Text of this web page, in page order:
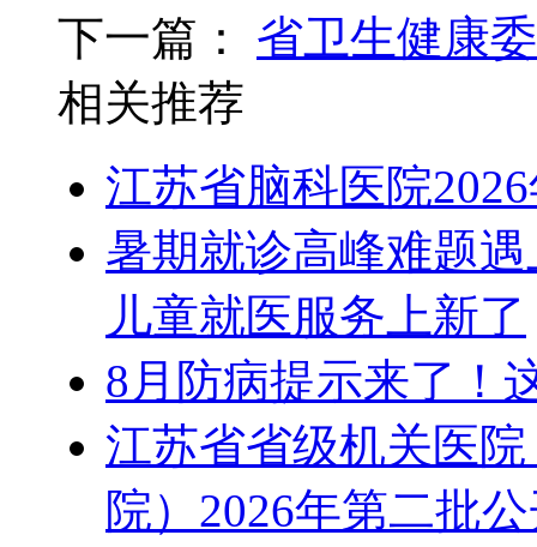
下一篇： 省卫生健康
相关推荐
江苏省脑科医院
暑期就诊高峰难题
儿童就医服务上新了
8月防病提示来了！
江苏省省级机关医
院）2026年第二批